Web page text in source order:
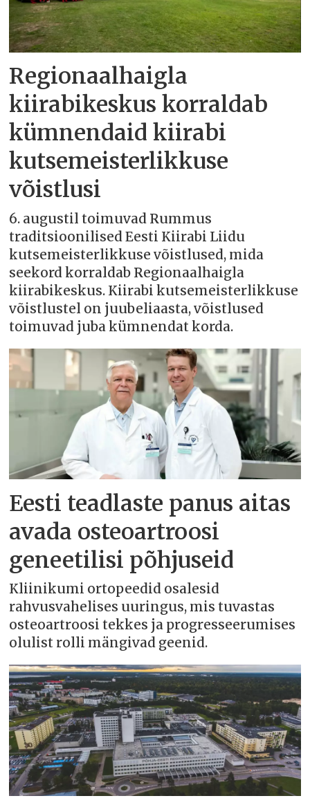
Regionaalhaigla
kiirabikeskus korraldab
kümnendaid kiirabi
kutsemeisterlikkuse
võistlusi
6. augustil toimuvad Rummus
traditsioonilised Eesti Kiirabi Liidu
kutsemeisterlikkuse võistlused, mida
seekord korraldab Regionaalhaigla
kiirabikeskus. Kiirabi kutsemeisterlikkuse
võistlustel on juubeliaasta, võistlused
toimuvad juba kümnendat korda.
Eesti teadlaste panus aitas
avada osteoartroosi
geneetilisi põhjuseid
Kliinikumi ortopeedid osalesid
rahvusvahelises uuringus, mis tuvastas
osteoartroosi tekkes ja progresseerumises
olulist rolli mängivad geenid.